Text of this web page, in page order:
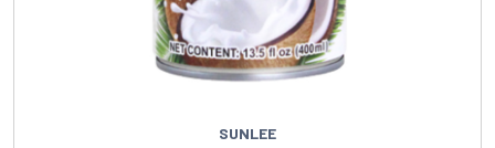
SUNLEE